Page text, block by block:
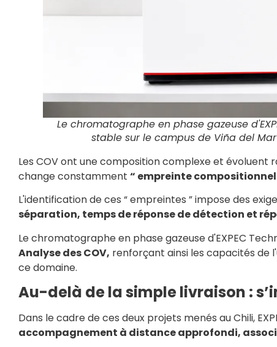
Le chromatographe en phase gazeuse
stable sur le campus de Viña del
Les COV ont une composition complexe et
change constamment “ empreinte
L'identification de ces “ empreintes ” impose des
séparation, temps de réponse de détection et
Le chromatographe en phase gazeuse d'EXPEC
Analyse des COV, renforçant ainsi les capacités de
ce domaine.
Au-delà de la simple livraison :
Dans le cadre de ces deux projets menés au Chili,
accompagnement à distance approfondi,